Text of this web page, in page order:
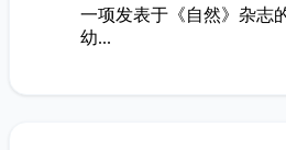
一项发表于《自然》杂志
幼...